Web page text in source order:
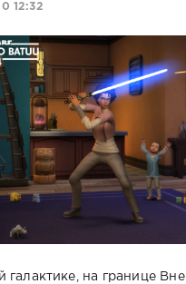
12:32
галактике, на границе